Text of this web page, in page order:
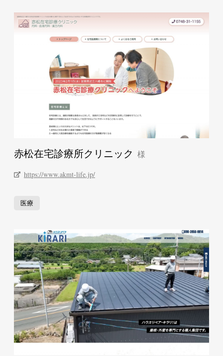
赤松在宅診療所クリニック
https://www.akmt-life.jp/
医療